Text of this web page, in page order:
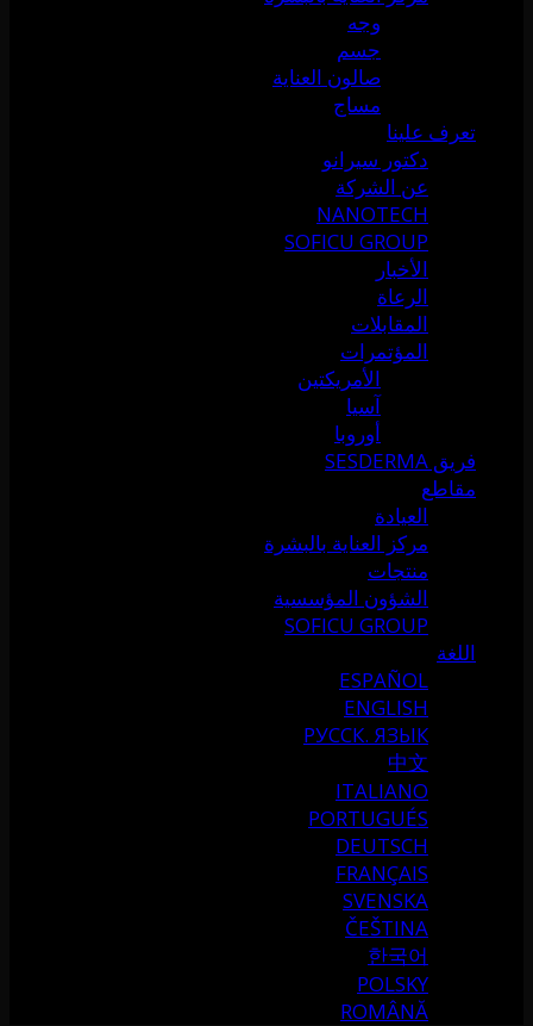
وجه
جسم
صالون العناية
مساج
تعرف علينا
دكتور سيرانو
عن الشركة
NANOTECH
SOFICU GROUP
الأخبار
الرعاة
المقابلات
المؤتمرات
الأمريكتين
آسيا
أوروبا
فريق SESDERMA
مقاطع
العيادة
مركز العناية بالبشرة
منتجات
الشؤون المؤسسية
SOFICU GROUP
اللغة
ESPAÑOL
ENGLISH
РУССК. ЯЗЫК
中文
ITALIANO
PORTUGUÉS
DEUTSCH
FRANÇAIS
SVENSKA
ČEŠTINA
한국어
POLSKY
ROMÂNĂ